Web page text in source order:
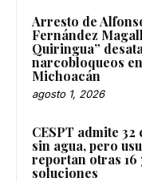
Arresto de
Fernández
Quiringua”
narcobloqueos en
Michoacán
agosto 1, 2026
CESPT admite
sin agua, pero
reportan otras 16
soluciones